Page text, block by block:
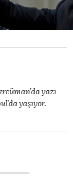
yazı
yaşıyor.